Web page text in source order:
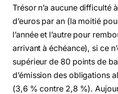
Trésor n’a aucune difficulté
d’euros par an (la moitié
l’année et l’autre pour
arrivant à échéance), si ce
supérieur de 80 points de
d’émission des obligations
(3,6 % contre 2,8 %).